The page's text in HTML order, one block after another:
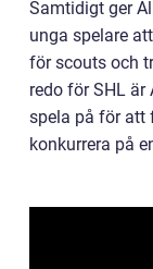
Samtidigt ger
unga spelare
för scouts och
redo för SHL
spela på för att
konkurrera på